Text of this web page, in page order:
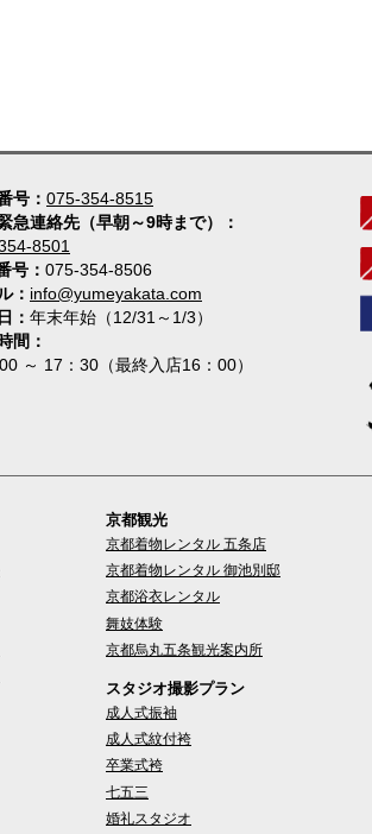
号
075-354-8515
急連絡先（早朝～9時まで）
8501
号
075-354-8506
info@yumeyakata.com
年末年始（12/31～1/3）
間
～ 17：30（最終入店16：00）
京都観光
京都着物レンタル 五条店
京都着物レンタル 御池別邸
京都浴衣レンタル
舞妓体験
京都烏丸五条観光案内所
スタジオ撮影プラン
成人式振袖
成人式紋付袴
卒業式袴
七五三
婚礼スタジオ